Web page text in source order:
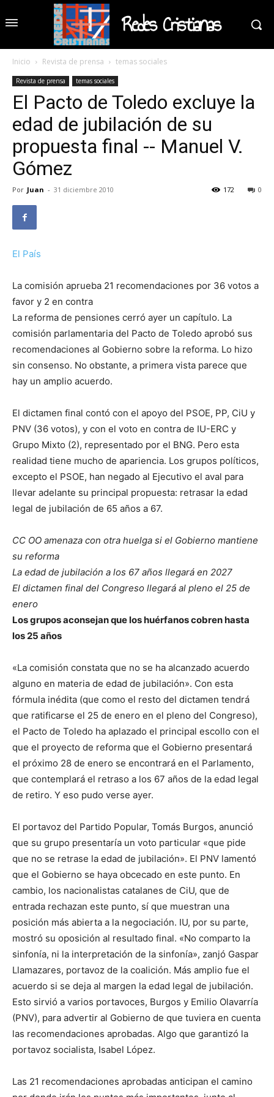
Redes Cristianas
Inicio Revista de prensa temas sociales
Revista de prensa temas sociales
El Pacto de Toledo excluye la
edad de jubilación de su
propuesta final -- Manuel V.
Gómez
Por Juan - 31 diciembre 2010 0
172
El País
La comisión aprueba 21 recomendaciones por 36 votos a
favor y 2 en contra
La reforma de pensiones cerró ayer un capítulo. La
comisión parlamentaria del Pacto de Toledo aprobó sus
recomendaciones al Gobierno sobre la reforma. Lo hizo
sin consenso. No obstante, a primera vista parece que
hay un amplio acuerdo.
El dictamen final contó con el apoyo del PSOE, PP, CiU y
PNV (36 votos), y con el voto en contra de IU-ERC y
Grupo Mixto (2), representado por el BNG. Pero esta
realidad tiene mucho de apariencia. Los grupos políticos,
excepto el PSOE, han negado al Ejecutivo el aval para
llevar adelante su principal propuesta: retrasar la edad
legal de jubilación de 65 años a 67.
CC OO amenaza con otra huelga si el Gobierno mantiene
su reforma
La edad de jubilación a los 67 años llegará en 2027
El dictamen final del Congreso llegará al pleno el 25 de
enero
Los grupos aconsejan que los huérfanos cobren hasta
los 25 años
«La comisión constata que no se ha alcanzado acuerdo
alguno en materia de edad de jubilación». Con esta
fórmula inédita (que como el resto del dictamen tendrá
que ratificarse el 25 de enero en el pleno del Congreso),
el Pacto de Toledo ha aplazado el principal escollo con el
que el proyecto de reforma que el Gobierno presentará
el próximo 28 de enero se encontrará en el Parlamento,
que contemplará el retraso a los 67 años de la edad legal
de retiro. Y eso pudo verse ayer.
El portavoz del Partido Popular, Tomás Burgos, anunció
que su grupo presentaría un voto particular «que pide
que no se retrase la edad de jubilación». El PNV lamentó
que el Gobierno se haya obcecado en este punto. En
cambio, los nacionalistas catalanes de CiU, que de
entrada rechazan este punto, sí que muestran una
posición más abierta a la negociación. IU, por su parte,
mostró su oposición al resultado final. «No comparto la
sinfonía, ni la interpretación de la sinfonía», zanjó Gaspar
Llamazares, portavoz de la coalición. Más amplio fue el
acuerdo si se deja al margen la edad legal de jubilación.
Esto sirvió a varios portavoces, Burgos y Emilio Olavarría
(PNV), para advertir al Gobierno de que tuviera en cuenta
las recomendaciones aprobadas. Algo que garantizó la
portavoz socialista, Isabel López.
Las 21 recomendaciones aprobadas anticipan el camino